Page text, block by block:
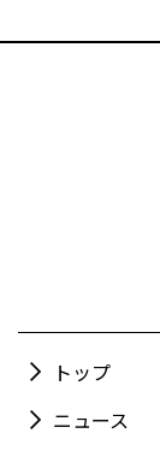
トップ
ニュース